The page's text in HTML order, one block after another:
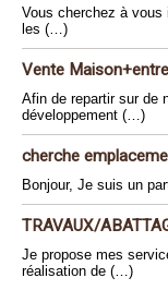
Vous cherchez à
les (…)
Vente
Afin de repartir sur de
développement (…)
cherche
Bonjour, Je suis un
TRAVAUX/
Je propose mes
réalisation de (…)